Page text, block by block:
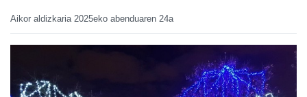
Aikor aldizkaria 2025eko abenduaren 24a